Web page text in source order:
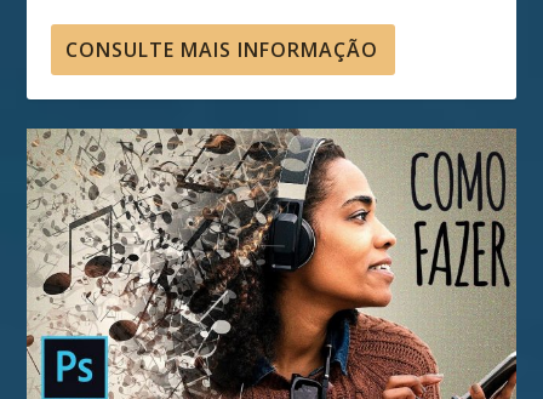
CONSULTE MAIS INFORMAÇÃO